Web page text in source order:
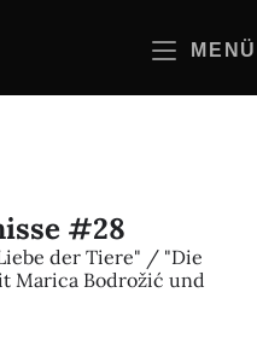
MENÜ
#28
der Tiere" / "Die
Marica Bodrožić und